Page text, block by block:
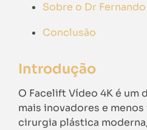
Sobre o Dr
Conclusão
Introdução
O Facelift Vídeo 4K é um
mais inovadores e menos
cirurgia plástica